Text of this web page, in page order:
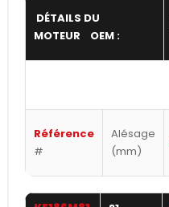
DÉTAILS DU
MOTEUR OEM :
Référence
#
Alésage
(mm)